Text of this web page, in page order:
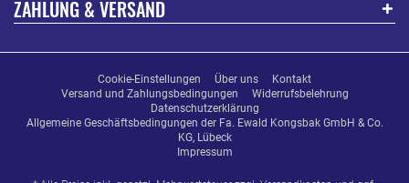
ZAHLUNG & VERSAND
Cookie-Einstellungen Über uns
Kontakt
Versand und Zahlungsbedingungen
Widerrufsbelehrung
Datenschutzerklärung
Allgemeine Geschäftsbedingungen der Fa. Ewald Kongsbak GmbH & Co.
KG, Lübeck
Impressum